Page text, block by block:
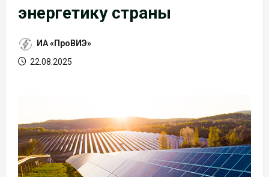
энергетику страны
ИА «ПроВИЭ»
22.08.2025